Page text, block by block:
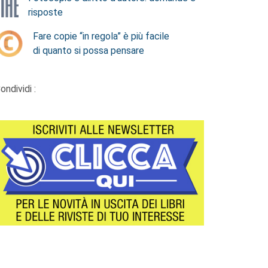
risposte
Fare copie “in regola” è più facile
di quanto si possa pensare
: